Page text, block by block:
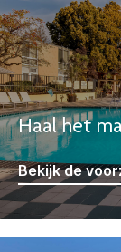
Haal het
Bekijk de